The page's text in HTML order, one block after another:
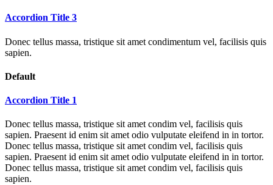
Accordion Title 3
Donec tellus massa, tristique sit amet condimentum vel, facilisis quis
sapien.
Default
Accordion Title 1
Donec tellus massa, tristique sit amet condim vel, facilisis quis
sapien. Praesent id enim sit amet odio vulputate eleifend in in tortor.
Donec tellus massa, tristique sit amet condim vel, facilisis quis
sapien. Praesent id enim sit amet odio vulputate eleifend in in tortor.
Donec tellus massa, tristique sit amet condim vel, facilisis quis
sapien.